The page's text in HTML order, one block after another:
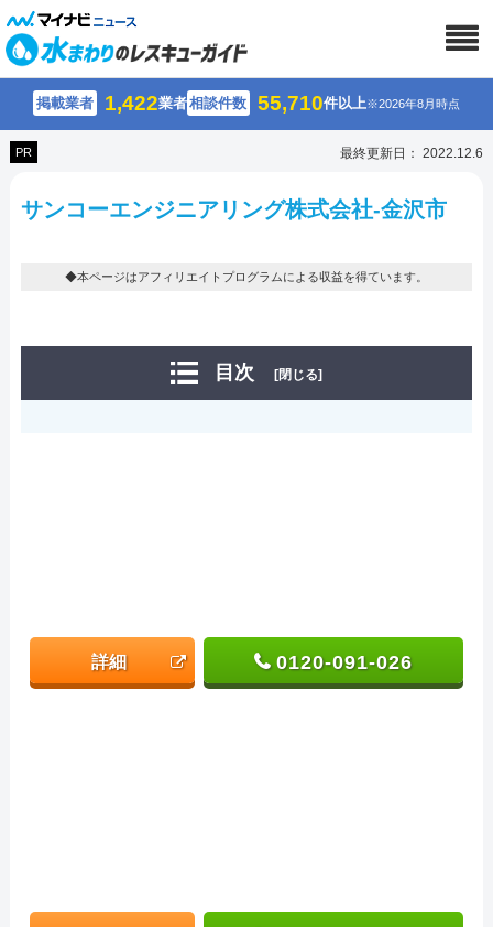
掲載業者 1,422業者相談件数 55,710件以上※2026年8月時点
PR 最終更新日： 2022.12.6
サンコーエンジニアリング株式会社-金沢市
◆本ページはアフィリエイトプログラムによる収益を得ています。
目次 [閉じる]
詳細 0120-091-026